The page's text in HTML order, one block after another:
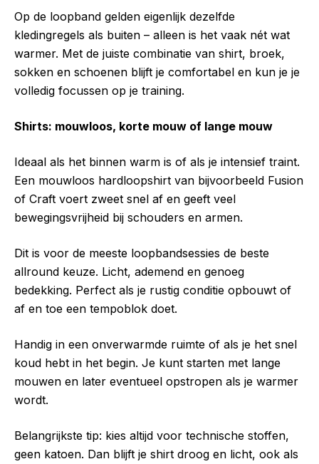
Op de loopband gelden eigenlijk dezelfde
kledingregels als buiten – alleen is het vaak nét wat
warmer. Met de juiste combinatie van shirt, broek,
sokken en schoenen blijft je comfortabel en kun je je
volledig focussen op je training.
Shirts: mouwloos, korte mouw of lange mouw
Ideaal als het binnen warm is of als je intensief traint.
Een mouwloos hardloopshirt van bijvoorbeeld Fusion
of Craft voert zweet snel af en geeft veel
bewegingsvrijheid bij schouders en armen.
Dit is voor de meeste loopbandsessies de beste
allround keuze. Licht, ademend en genoeg
bedekking. Perfect als je rustig conditie opbouwt of
af en toe een tempoblok doet.
Handig in een onverwarmde ruimte of als je het snel
koud hebt in het begin. Je kunt starten met lange
mouwen en later eventueel opstropen als je warmer
wordt.
Belangrijkste tip: kies altijd voor technische stoffen,
geen katoen. Dan blijft je shirt droog en licht, ook als